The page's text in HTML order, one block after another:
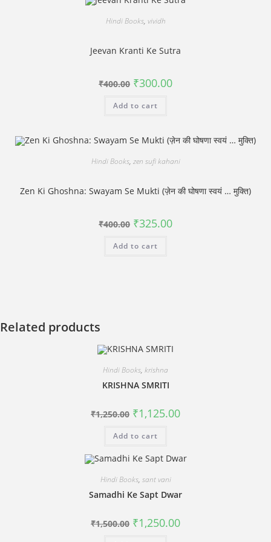
Hindi Books, vividh
Jeevan Kranti Ke Sutra
₹400.00 Original
price
₹400.00.
₹300.00Current
Add to cart
Hindi Books, zen sufi kahani
Zen Ki Ghoshna: Swayam Se Mukti (ज़ेन की घोषणा स्वयं … मुक्ति)
₹400.00 Original
price
₹400.00.
₹325.00Current
Add to cart
Related products
Hindi Books, krishna
KRISHNA SMRITI
₹1,250.00 Original
price
₹1,250.00.
₹1,125.00Current
Add to cart
Hindi Books, sant vani
Samadhi Ke Sapt Dwar
₹1,500.00 Original
price
₹1,250.00Current